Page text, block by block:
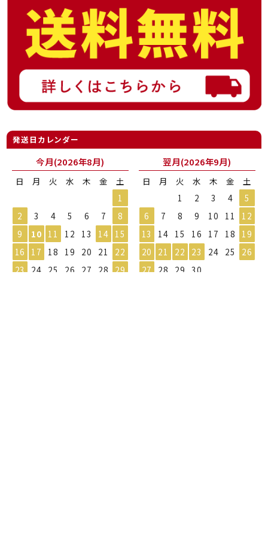
発送日カレンダー
今月(2026年8月)
日 月 火 水 木 金
土
1
2
3 4 5 6 7
8
9
10 11 12 13 14 15
16
17 18 19 20 21
22
23 24 25 26 27 28
29
翌月(2026年9月)
日 月 火 水 木 金
土
1
2 3 4
5
6
7 8 9 10 11
12
13
14 15 16 17 18
19
20
21 22 23 24 25
26
27 28 29 30